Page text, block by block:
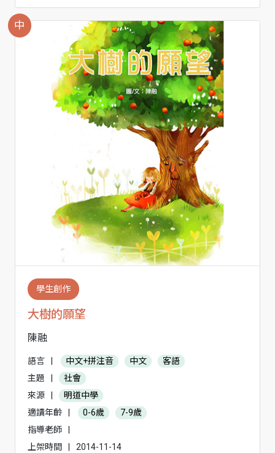
中
學生創作
大樹的願望
陳融
語言 中文+拼注音 中文
客語
主題
社會
來源
明道中學
適讀年齡
0-6歲
7-9歲
指導老師
上架時間
2014-11-14